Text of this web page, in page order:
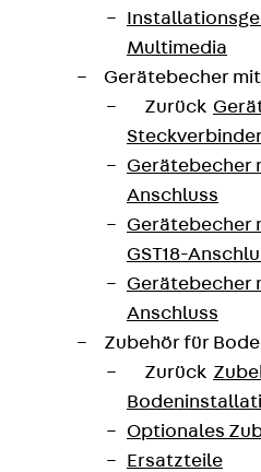
Multimedia
Gerätebecher
Zurück
Gerätebecher
Anschluss
Gerätebecher
GST18-
Gerätebecher
Anschluss
Zubehör für
Zurück
Optionales
Ersatzteile